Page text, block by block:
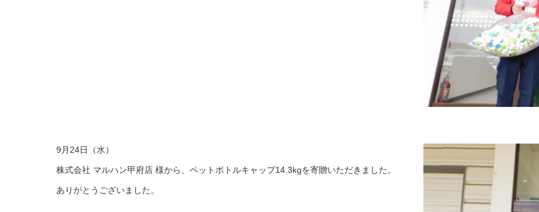
9月24日（水）
株式会社 マルハン甲府店 様から、ペットボトルキャップ14.3kgを寄贈いただきました。
ありがとうございました。